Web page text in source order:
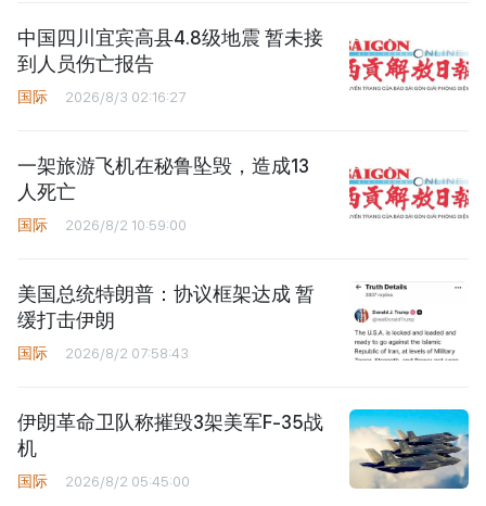
中国四川宜宾高县4.8级地震 暂未接
到人员伤亡报告
国际 2026/8/3 02:16:27
一架旅游飞机在秘鲁坠毁，造成13
人死亡
国际 2026/8/2 10:59:00
美国总统特朗普：协议框架达成 暂
缓打击伊朗
国际 2026/8/2 07:58:43
伊朗革命卫队称摧毁3架美军F-35战
机
国际 2026/8/2 05:45:00